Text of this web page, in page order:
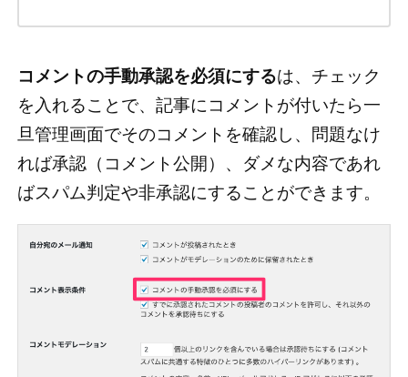
コメントの手動承認を必須にするは、チェック
を入れることで、記事にコメントが付いたら一
旦管理画面でそのコメントを確認し、問題なけ
れば承認（コメント公開）、ダメな内容であれ
ばスパム判定や非承認にすることができます。